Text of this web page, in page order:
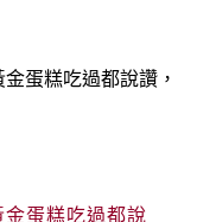
蛋糕吃過都說